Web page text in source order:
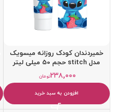
خمیردندان کودک روزانه میسویک
مدل stitch حجم 50 میلی لیتر
تومان۲۳۸,۰۰۰
افزودن به سبد خرید